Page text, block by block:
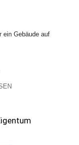
ein Gebäude auf